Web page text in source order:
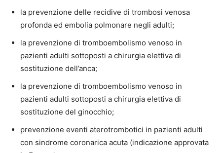
la prevenzione delle recidive di trombosi venosa
profonda ed embolia polmonare negli adulti;
la prevenzione di tromboembolismo venoso in
pazienti adulti sottoposti a chirurgia elettiva di
sostituzione dell’anca;
la prevenzione di tromboembolismo venoso in
pazienti adulti sottoposti a chirurgia elettiva di
sostituzione del ginocchio;
prevenzione eventi aterotrombotici in pazienti adulti
con sindrome coronarica acuta (indicazione approvata